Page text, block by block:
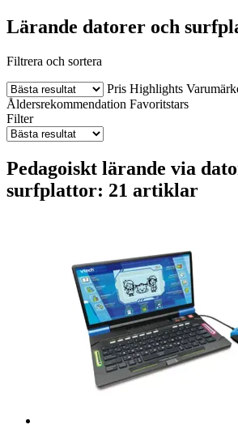
Lärande datorer och
Filtrera och sortera
Pris Highlights
Åldersrekommendation Favoritstars
Filter
Pedagoiskt lärande via
surfplattor: 21 artiklar